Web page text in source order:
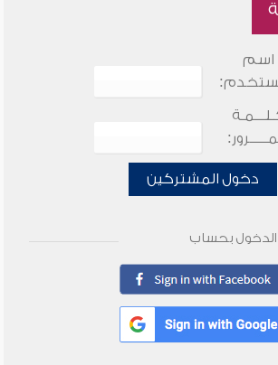
اسم
دخول المشتركين
الدخول بحساب